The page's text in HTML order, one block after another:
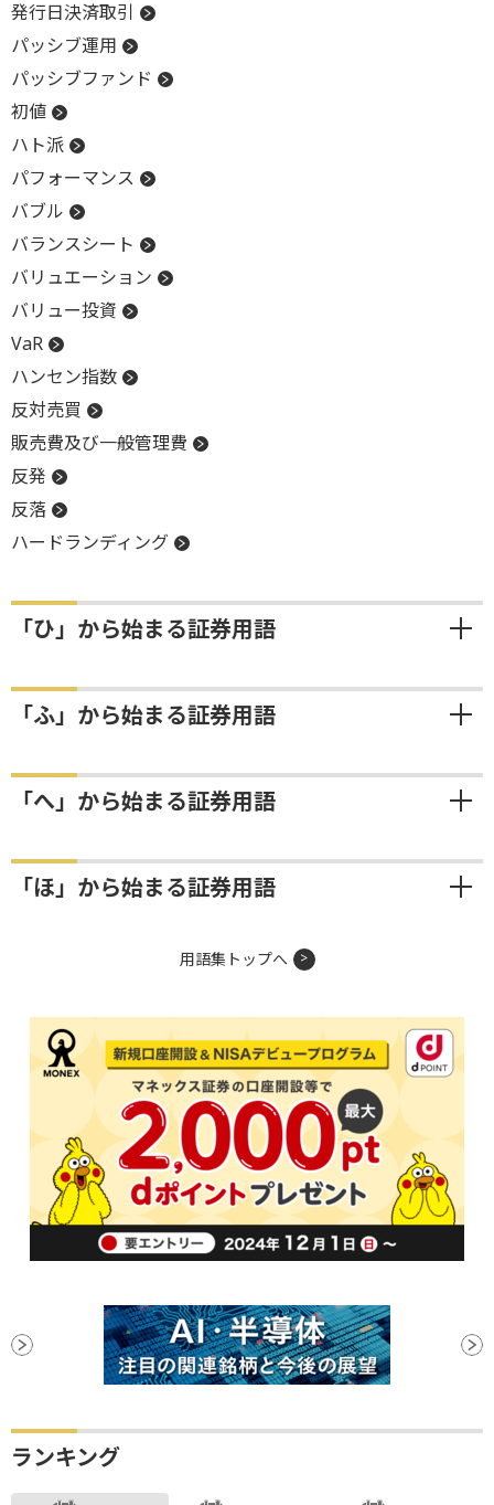
発行日決済取引
パッシブ運用
パッシブファンド
初値
ハト派
パフォーマンス
バブル
バランスシート
バリュエーション
バリュー投資
VaR
ハンセン指数
反対売買
販売費及び一般管理費
反発
反落
ハードランディング
「ひ」から始まる証券用語
「ふ」から始まる証券用語
「へ」から始まる証券用語
「ほ」から始まる証券用語
用語集トップへ
ランキング